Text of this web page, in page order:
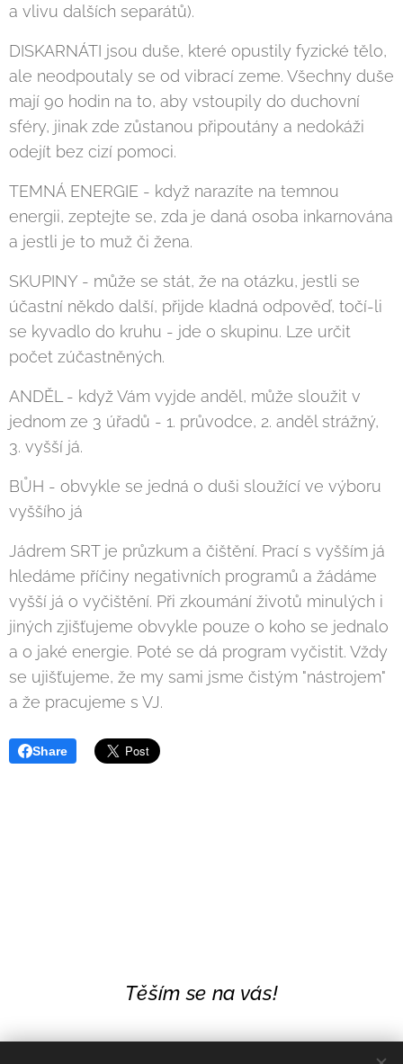
a vlivu dalších separátů).
DISKARNÁTI jsou duše, které opustily fyzické tělo,
ale neodpoutaly se od vibrací zeme. Všechny duše
mají 90 hodin na to, aby vstoupily do duchovní
sféry, jinak zde zůstanou připoutány a nedokáži
odejít bez cizí pomoci.
TEMNÁ ENERGIE - když narazíte na temnou
energii, zeptejte se, zda je daná osoba inkarnována
a jestli je to muž či žena.
SKUPINY - může se stát, že na otázku, jestli se
účastní někdo další, přijde kladná odpověď, točí-li
se kyvadlo do kruhu - jde o skupinu. Lze určit
počet zúčastněných.
ANDĚL - když Vám vyjde anděl, může sloužit v
jednom ze 3 úřadů - 1. průvodce, 2. anděl strážný,
3. vyšší já.
BŮH - obvykle se jedná o duši sloužící ve výboru
vyššího já
Jádrem SRT je průzkum a čištění. Prací s vyšším já
hledáme příčiny negativních programů a žádáme
vyšší já o vyčištění. Při zkoumání životů minulých i
jiných zjišťujeme obvykle pouze o koho se jednalo
a o jaké energie. Poté se dá program vyčistit. Vždy
se ujišťujeme, že my sami jsme čistým "nástrojem"
a že pracujeme s VJ.
Share
Těším se na vás!